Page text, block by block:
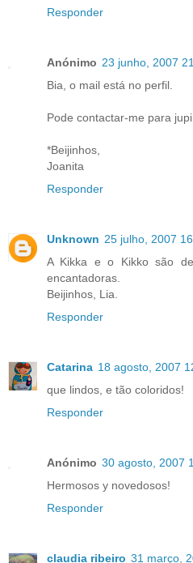
Responder
Anónimo 23 junho, 2007
Bia, o mail está no perfil.
Pode contactar-me para
*Beijinhos,
Joanita
Responder
Unknown 25 julho, 2007
A Kikka e o Kikko são
encantadoras.
Beijinhos, Lia.
Responder
Catarina 18 agosto, 2007
que lindos, e tão coloridos!
Responder
Anónimo 30 agosto, 2007
Hermosos y novedosos!
Responder
claudia ribeiro 31 março,